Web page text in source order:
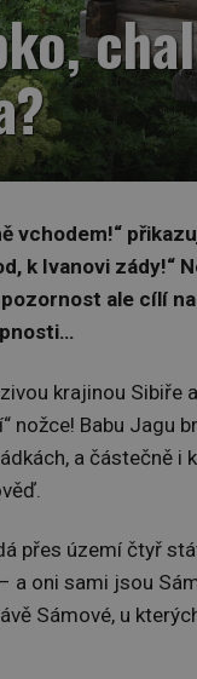
vchodem!“
k Ivanovi
ale cílí
krajinou Sibiře
nožce! Babu
a částečně
přes území čtyř
a oni sami jsou
Sámové, u